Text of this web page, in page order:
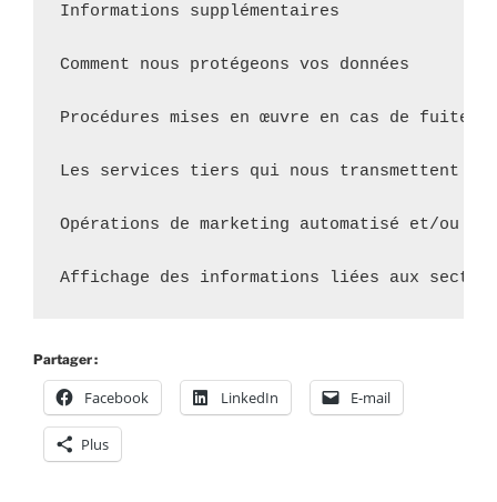
Informations supplémentaires
Comment nous protégeons vos données
Procédures mises en œuvre en cas de fuite de
Les services tiers qui nous transmettent des
Opérations de marketing automatisé et/ou
Affichage des informations liées aux
Partager :
Facebook LinkedIn E-mail
Plus